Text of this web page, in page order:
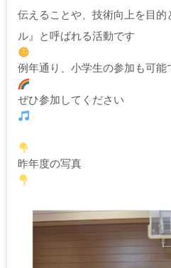
伝えることや、技術向上を目的
ル』と呼ばれる活動です
例年通り、小学生の参加も可能
ぜひ参加してください
昨年度の写真